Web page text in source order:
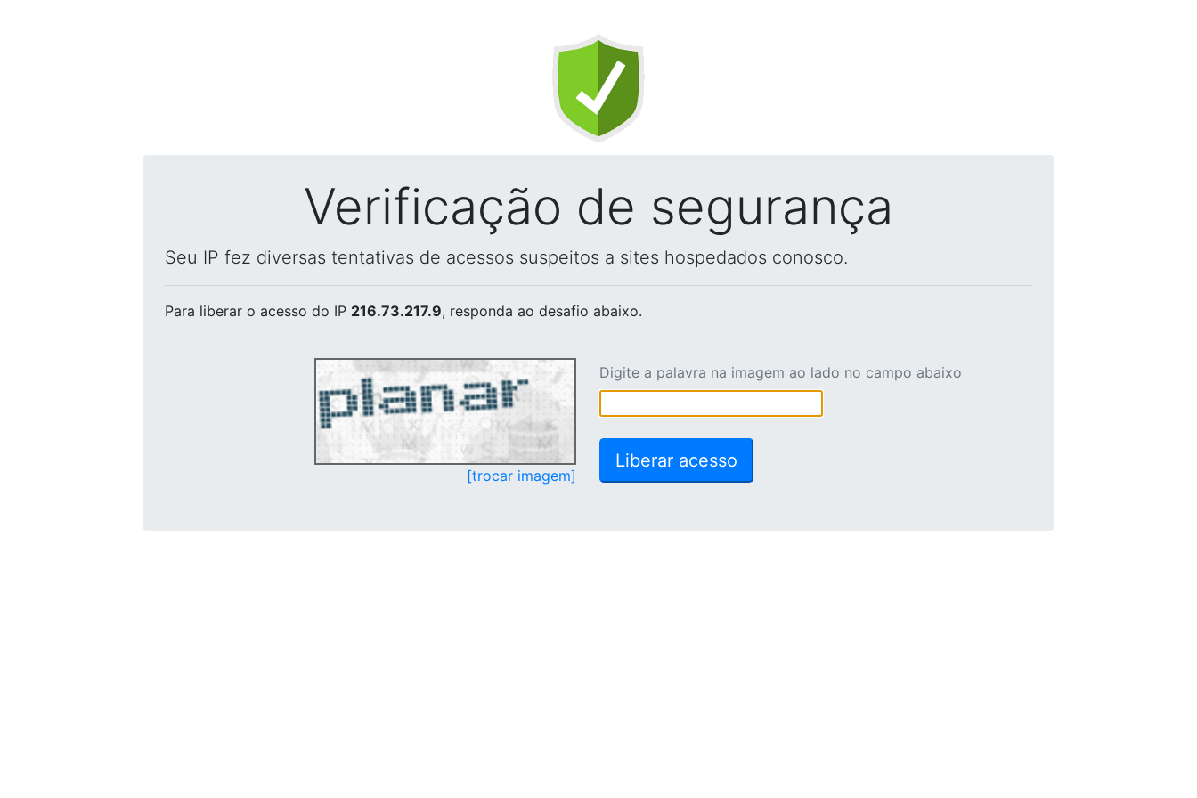
Verificação de segurança
Seu IP fez diversas tentativas de acessos suspeitos a sites hospedados conosco.
Para liberar o acesso do IP 216.73.217.9, responda ao desafio abaixo.
[trocar imagem]
Digite a palavra na imagem ao lado no campo abaixo